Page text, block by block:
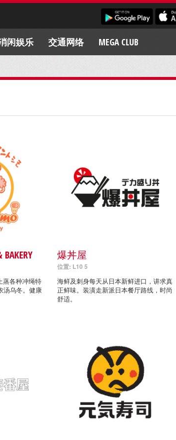
闲娱乐 交通网络 MEGA CLUB
蒸各种冲绳特
汤乌冬。健康
爆丼屋
位置: L10 5
海鲜及刺身每天从日本新鲜进口，讲求真
正鲜味。装潢走新派日本餐厅路线，时尚
舒适。